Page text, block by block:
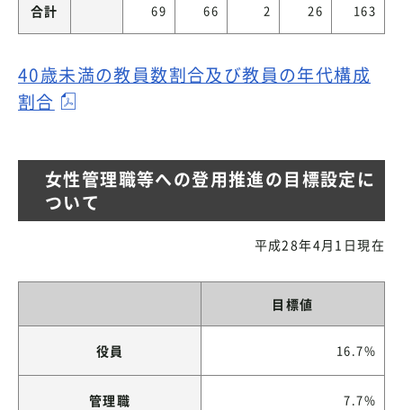
合計 69 66 2 26 163
40歳未満の教員数割合及び教員の年代構成
割合
女性管理職等への登用推進の目標設定に
ついて
平成28年4月1日現在
目標値
役員 16.7%
管理職 7.7%